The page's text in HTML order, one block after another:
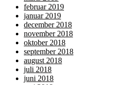
februar 2019
januar 2019
december 2018
november 2018
oktober 2018
september 2018
august 2018
juli 2018
juni 2018